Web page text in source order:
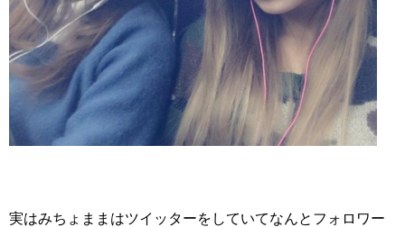
実はみちょままはツイッターをしていてなんとフォロワー